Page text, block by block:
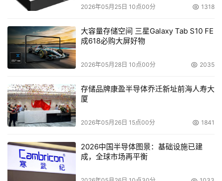
2026年05月25日 10点00分 1318
大容量存储空间 三星Galaxy Tab S10 FE
成618必购大屏好物
2026年05月28日 10点00分 2035
存储品牌康盈半导体乔迁新址前海人寿大
厦
2026年05月26日 15点00分 1841
2026中国半导体图景：基础设施已建
成，全球市场再平衡